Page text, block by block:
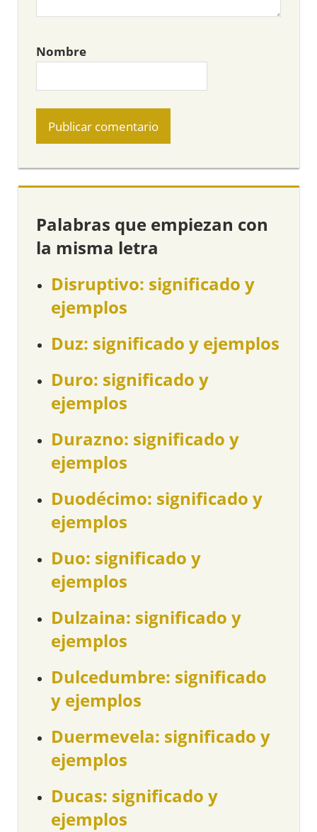
Nombre
Palabras que empiezan con
la misma letra
Disruptivo: significado y
ejemplos
Duz: significado y ejemplos
Duro: significado y
ejemplos
Durazno: significado y
ejemplos
Duodécimo: significado y
ejemplos
Duo: significado y
ejemplos
Dulzaina: significado y
ejemplos
Dulcedumbre: significado
y ejemplos
Duermevela: significado y
ejemplos
Ducas: significado y
ejemplos